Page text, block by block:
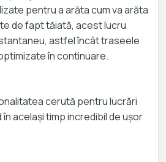
pentru a arăta cum va arăta
de fapt tăiată, acest lucru
astfel încât traseele
în continuare.
cerută pentru lucrări
același timp incredibil de ușor